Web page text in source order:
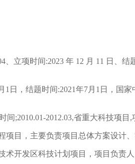
立项时间:2023 年 12 月 11 日、
日，结题时间:2021年7月1日，国
;2010.01-2012.03,省重大科技项
项目，主要负责项目总体方案设计
术开发区科技计划项目，项目负责